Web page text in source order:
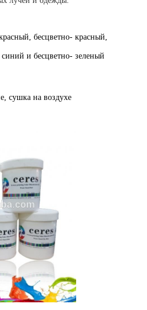
бесцветно- красный,
и бесцветно- зеленый
сушка на воздухе